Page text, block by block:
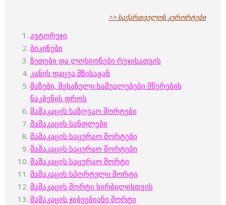
>> საქართველოს კურორტები
ავტორუჯი
ბიკინები
ზეთები და ლოსიონები რუჯისათვის
კანის დაცვა მზისაგან
მაზები, შესაზელი საშუალებები მწერების
ნაკბენის დროს
მამაკაცის საზღვაო შორტები
მამაკაცის სანდლები
მამაკაცის საცურაო შორტები
მამაკაცის საცურაო შორტები
მამაკაცის საცურაო შორტი
მამაკაცის სპორტული შორტი
მამაკაცის შორტი სირბილისთვის
მამაკაცის ჯიბეებიანი შორტი